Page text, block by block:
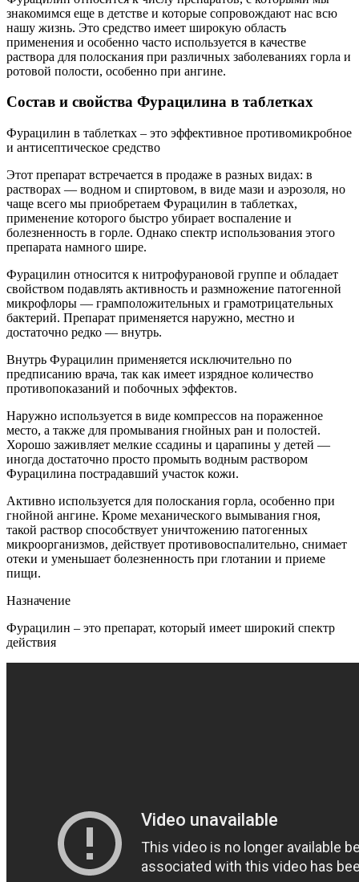
знакомимся еще в детстве и которые сопровождают нас всю
нашу жизнь. Это средство имеет широкую область
применения и особенно часто используется в качестве
раствора для полоскания при различных заболеваниях горла и
ротовой полости, особенно при ангине.
Состав и свойства Фурацилина в таблетках
Фурацилин в таблетках – это эффективное противомикробное
и антисептическое средство
Этот препарат встречается в продаже в разных видах: в
растворах — водном и спиртовом, в виде мази и аэрозоля, но
чаще всего мы приобретаем Фурацилин в таблетках,
применение которого быстро убирает воспаление и
болезненность в горле. Однако спектр использования этого
препарата намного шире.
Фурацилин относится к нитрофурановой группе и обладает
свойством подавлять активность и размножение патогенной
микрофлоры — грамположительных и грамотрицательных
бактерий. Препарат применяется наружно, местно и
достаточно редко — внутрь.
Внутрь Фурацилин применяется исключительно по
предписанию врача, так как имеет изрядное количество
противопоказаний и побочных эффектов.
Наружно используется в виде компрессов на пораженное
место, а также для промывания гнойных ран и полостей.
Хорошо заживляет мелкие ссадины и царапины у детей —
иногда достаточно просто промыть водным раствором
Фурацилина пострадавший участок кожи.
Активно используется для полоскания горла, особенно при
гнойной ангине. Кроме механического вымывания гноя,
такой раствор способствует уничтожению патогенных
микроорганизмов, действует противовоспалительно, снимает
отеки и уменьшает болезненность при глотании и приеме
пищи.
Назначение
Фурацилин – это препарат, который имеет широкий спектр
действия